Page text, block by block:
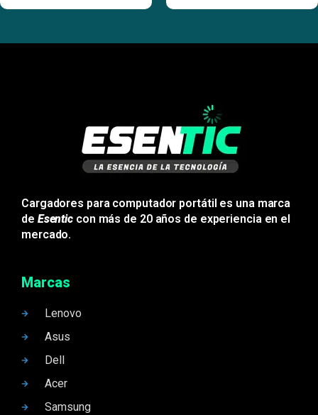
Cargadores para computador portátil es una marca
de Esentic con más de 20 años de experiencia en el
mercado.
Marcas
Lenovo
Asus
Dell
Acer
Samsung